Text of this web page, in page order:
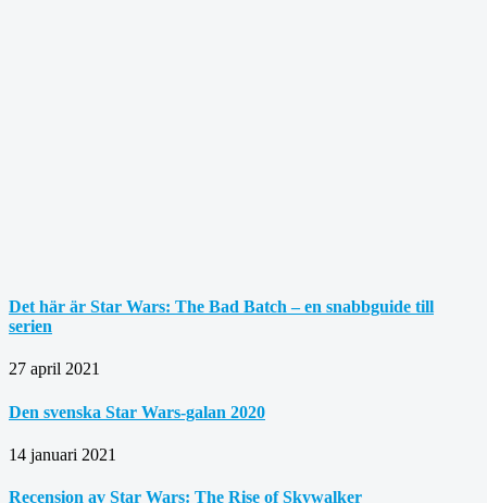
Det här är Star Wars: The Bad Batch – en snabbguide till
serien
27 april 2021
Den svenska Star Wars-galan 2020
14 januari 2021
Recension av Star Wars: The Rise of Skywalker